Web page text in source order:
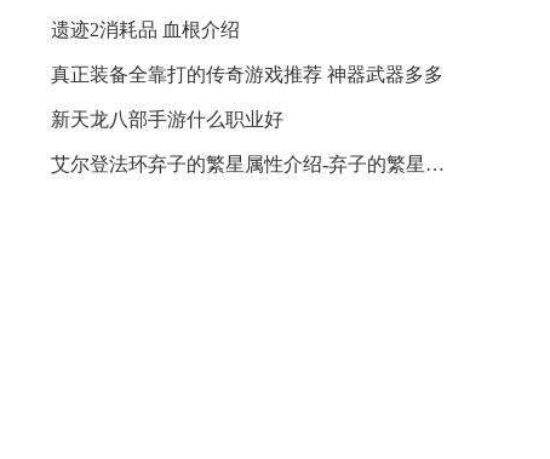
遗迹2消耗品 血根介绍
真正装备全靠打的传奇游戏推荐 神器武器多多
新天龙八部手游什么职业好
艾尔登法环弃子的繁星属性介绍-弃子的繁星怎么样